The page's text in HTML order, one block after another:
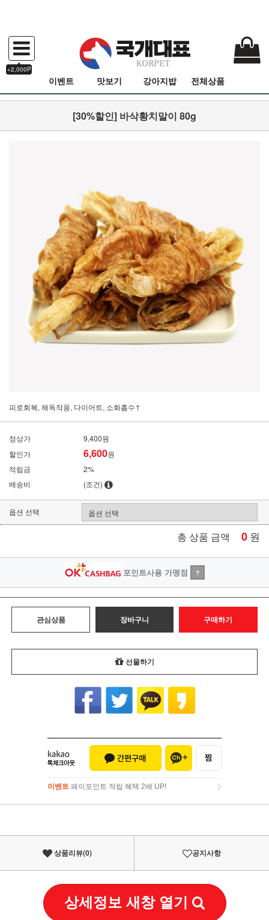
+2,000P
이벤트 맛보기 강아지밥 전체상품
[30%할인] 바삭황치말이 80g
피로회복, 해독작용, 다이어트, 소화흡수↑
정상가
9,400원
할인가
6,600원
적립금
2%
배송비
(조건)
옵션 선택
총 상품 금액 0 원
포인트사용 가맹점 ?
관심상품 장바구니 구매하기
선물하기
이벤트 페이포인트 적립 혜택 2배 UP!
이벤트페이포인트 적립 혜택 2배 UP!
상품리뷰(0) 공지사항
상세정보 새창 열기